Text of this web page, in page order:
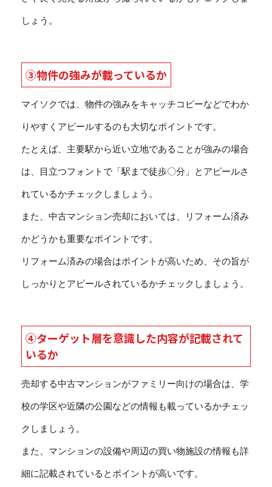
しょう。
③物件の強みが載っているか
マイソクでは、物件の強みをキャッチコピーなどでわか
りやすくアピールするのも大切なポイントです。
たとえば、主要駅から近い立地であることが強みの場合
は、目立つフォントで「駅まで徒歩〇分」とアピールさ
れているかチェックしましょう。
また、中古マンション売却においては、リフォーム済み
かどうかも重要なポイントです。
リフォーム済みの場合はポイントが高いため、その旨が
しっかりとアピールされているかチェックしましょう。
④ターゲット層を意識した内容が記載されて
いるか
売却する中古マンションがファミリー向けの場合は、学
校の学区や近隣の公園などの情報も載っているかチェッ
クしましょう。
また、マンションの設備や周辺の買い物施設の情報も詳
細に記載されているとポイントが高いです。